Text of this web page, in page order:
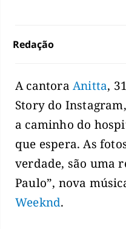
Redação
A cantora Anitta,
Story do
a caminho do
que espera. As
verdade, são uma
Paulo”, nova
Weeknd.